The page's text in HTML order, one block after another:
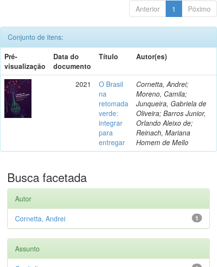
Anterior 1 Póximo
Conjunto de itens:
Pré-
visualização
Data do
documento
Título Autor(es)
2021
O Brasil
na
retomada
verde:
integrar
para
entregar
Cornetta, Andrei;
Moreno, Camila;
Junqueira, Gabriela de
Oliveira; Barros Junior,
Orlando Aleixo de;
Reinach, Mariana
Homem de Mello
Busca facetada
Autor
1
Cornetta, Andrei
Assunto